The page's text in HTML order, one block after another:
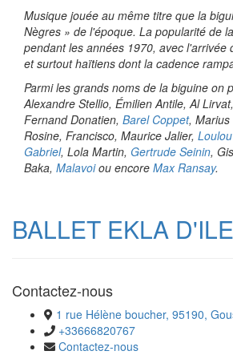
Musique jouée au même titre que la
Nègres » de l'époque. La popularité de
pendant les années 1970, avec l'arrivée
et surtout haïtiens dont la cadence
Parmi les grands noms de la biguine on
Alexandre Stellio, Émilien Antile, Al
Fernand Donatien, Barel Coppet, Marius
Rosine, Francisco, Maurice Jalier,
Gabriel, Lola Martin, Gertrude Seinin,
Baka, Malavoiou encore Max Ransay.
BALLET EKLA
Contactez-nous
1 rue Hélène boucher, 95190,
+33666820767
Contactez-nous